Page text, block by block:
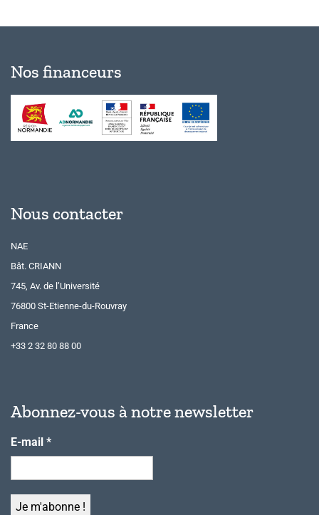
Nos financeurs
Nous contacter
NAE
Bât. CRIANN
745, Av. de l’Université
76800 St-Etienne-du-Rouvray
France
+33 2 32 80 88 00
Abonnez-vous à notre newsletter
E-mail *